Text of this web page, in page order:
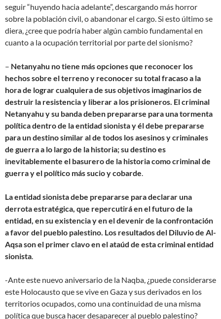
seguir “huyendo hacia adelante”, descargando más horror
sobre la población civil, o abandonar el cargo. Si esto último se
diera, ¿cree que podría haber algún cambio fundamental en
cuanto a la ocupación territorial por parte del sionismo?
– Netanyahu no tiene más opciones que reconocer los
hechos sobre el terreno y reconocer su total fracaso a la
hora de lograr cualquiera de sus objetivos imaginarios de
destruir la resistencia y liberar a los prisioneros. El criminal
Netanyahu y su banda deben prepararse para una tormenta
política dentro de la entidad sionista y él debe prepararse
para un destino similar al de todos los asesinos y criminales
de guerra a lo largo de la historia; su destino es
inevitablemente el basurero de la historia como criminal de
guerra y el político más sucio y cobarde
La entidad sionista debe prepararse para declarar una
derrota estratégica, que repercutirá en el futuro de la
entidad, en su existencia y en el devenir de la confrontación
a favor del pueblo palestino. Los resultados del Diluvio de Al-
Aqsa son el primer clavo en el ataúd de esta criminal entidad
sionista
-Ante este nuevo aniversario de la Naqba, ¿puede considerarse
este Holocausto que se vive en Gaza y sus derivados en los
territorios ocupados, como una continuidad de una misma
política que busca hacer desaparecer al pueblo palestino?